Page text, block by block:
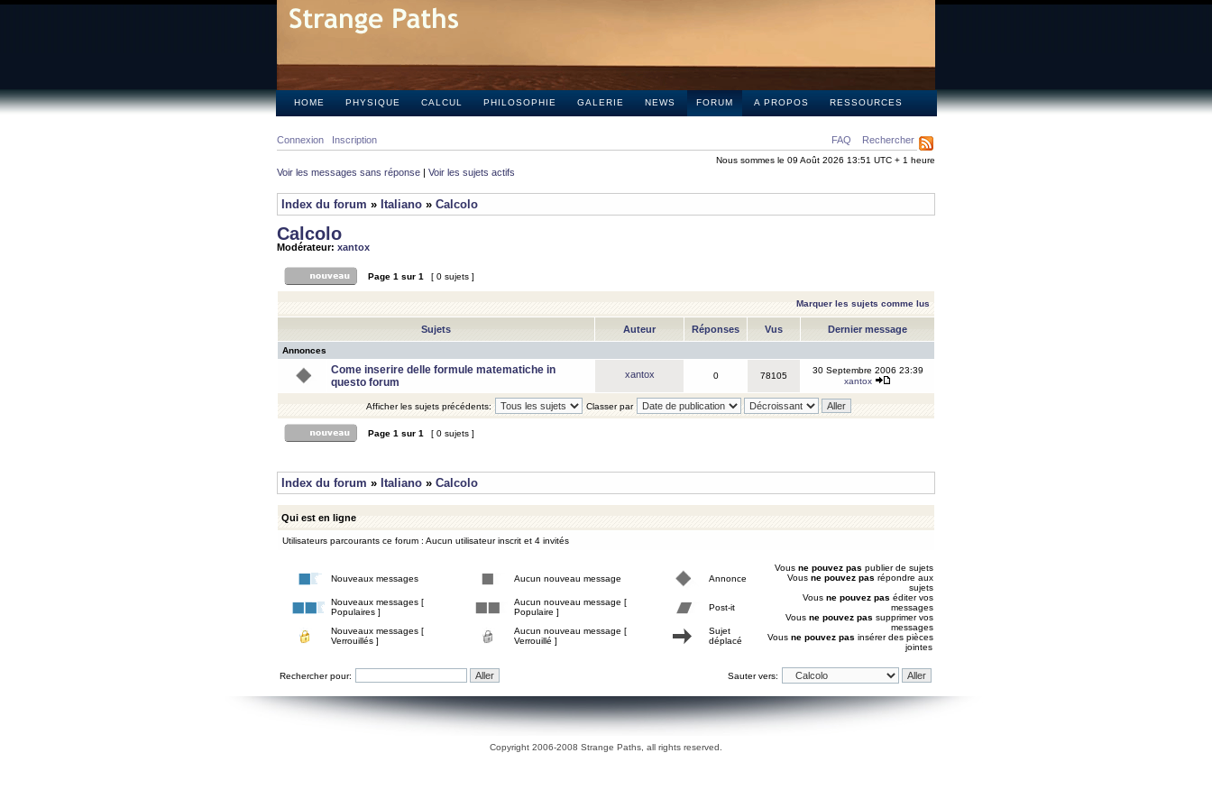
HOME PHYSIQUE CALCUL PHILOSOPHIE GALERIE NEWS FORUM A PROPOS RESSOURCES
FAQ Rechercher
Connexion Inscription
Nous sommes le 09 Août 2026 13:51 UTC + 1 heure
Voir les messages sans réponse | Voir les sujets actifs
Index du forum » Italiano » Calcolo
Calcolo
Modérateur: xantox
Page 1 sur 1 [ 0 sujets ]
Marquer les sujets comme lus
Sujets Auteur Réponses Vus Dernier message
Annonces
Come inserire delle formule matematiche in
questo forum
xantox 0 78105
30 Septembre 2006 23:39
xantox
Afficher les sujets précédents: Classer par
Page 1 sur 1 [ 0 sujets ]
Index du forum » Italiano » Calcolo
Qui est en ligne
Utilisateurs parcourants ce forum : Aucun utilisateur inscrit et 4 invités
Nouveaux messages Aucun nouveau message Annonce
Nouveaux messages [
Populaires ]
Aucun nouveau message [
Populaire ]
Post-it
Nouveaux messages [
Verrouillés ]
Aucun nouveau message [
Verrouillé ]
Sujet
déplacé
Vous ne pouvez pas publier de sujets
Vous ne pouvez pas répondre aux
sujets
Vous ne pouvez pas éditer vos
messages
Vous ne pouvez pas supprimer vos
messages
Vous ne pouvez pas insérer des pièces
jointes
Rechercher pour: Sauter vers:
Copyright 2006-2008 Strange Paths, all rights reserved.